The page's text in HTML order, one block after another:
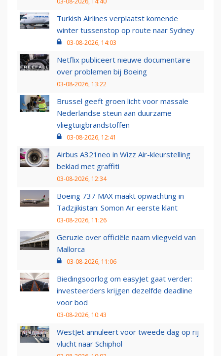
Turkish Airlines verplaatst komende
winter tussenstop op route naar Sydney
03-08-2026, 14:03
Netflix publiceert nieuwe documentaire
over problemen bij Boeing
03-08-2026, 13:22
Brussel geeft groen licht voor massale
Nederlandse steun aan duurzame
vliegtuigbrandstoffen
03-08-2026, 12:41
Airbus A321neo in Wizz Air-kleurstelling
beklad met graffiti
03-08-2026, 12:34
Boeing 737 MAX maakt opwachting in
Tadzjikistan: Somon Air eerste klant
03-08-2026, 11:26
Geruzie over officiële naam vliegveld van
Mallorca
03-08-2026, 11:06
Biedingsoorlog om easyJet gaat verder:
investeerders krijgen dezelfde deadline
voor bod
03-08-2026, 10:43
WestJet annuleert voor tweede dag op rij
vlucht naar Schiphol